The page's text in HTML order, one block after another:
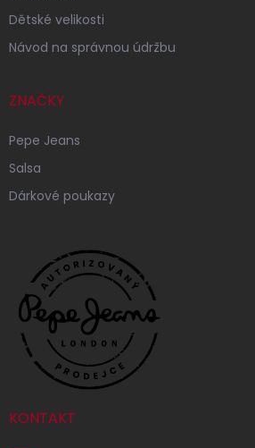
Dětské velikosti
Návod na správnou údržbu
ZNAČKY
Pepe Jeans
Salsa
Dárkové poukazy
KONTAKT